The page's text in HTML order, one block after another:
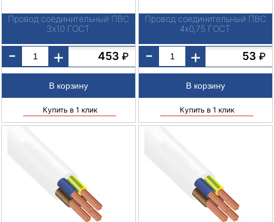
Провод соединительный ПВС
3х10 ГОСТ
- + 453 ₽
Купить в 1 клик
Провод соединительный ПВС
4х0,75 ГОСТ
- + 53 ₽
Купить в 1 клик